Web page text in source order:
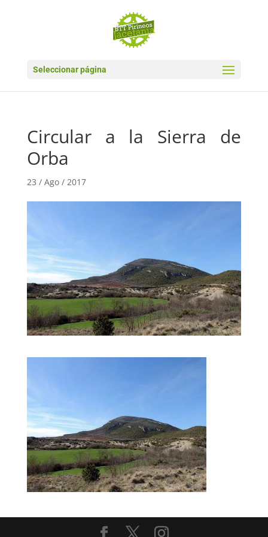
Seleccionar página
Circular a la Sierra de
Orba
23 / Ago / 2017